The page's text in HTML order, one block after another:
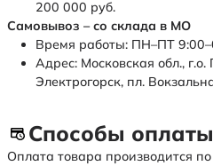
200 000 руб.
Самовывоз – со склада в МО
Время работы: ПН–ПТ
Адрес: Московская обл.,
Электрогорск, пл.
Способы оплаты
Оплата товара производится